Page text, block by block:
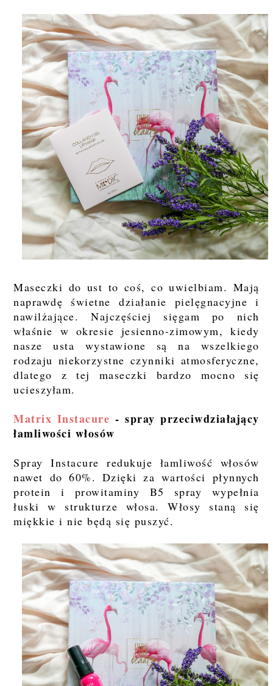
Maseczki do ust to coś, co uwielbiam. Mają
naprawdę świetne działanie pielęgnacyjne i
nawilżające. Najczęściej sięgam po nich
właśnie w okresie jesienno-zimowym, kiedy
nasze usta wystawione są na wszelkiego
rodzaju niekorzystne czynniki atmosferyczne,
dlatego z tej maseczki bardzo mocno się
ucieszyłam.
Matrix Instacure - spray przeciwdziałający
łamliwości włosów
Spray Instacure redukuje łamliwość włosów
nawet do 60%. Dzięki za wartości płynnych
protein i prowitaminy B5 spray wypełnia
łuski w strukturze włosa. Włosy staną się
miękkie i nie będą się puszyć.